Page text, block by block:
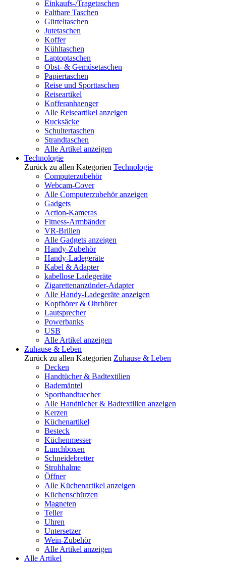
Einkaufs-/Tragetaschen
Faltbare Taschen
Gürteltaschen
Jutetaschen
Koffer
Kühltaschen
Laptoptaschen
Obst- & Gemüsetaschen
Papiertaschen
Reise und Sporttaschen
Reiseartikel
Kofferanhaenger
Alle Reiseartikel anzeigen
Rucksäcke
Schultertaschen
Strandtaschen
Alle Artikel anzeigen
Technologie
Zurück zu allen Kategorien Technologie
Computerzubehör
Webcam-Cover
Alle Computerzubehör anzeigen
Gadgets
Action-Kameras
Fitness-Armbänder
VR-Brillen
Alle Gadgets anzeigen
Handy-Zubehör
Handy-Ladegeräte
Kabel & Adapter
kabellose Ladegeräte
Zigarettenanzünder-Adapter
Alle Handy-Ladegeräte anzeigen
Kopfhörer & Ohrhörer
Lautsprecher
Powerbanks
USB
Alle Artikel anzeigen
Zuhause & Leben
Zurück zu allen Kategorien Zuhause & Leben
Decken
Handtücher & Badtextilien
Bademäntel
Sporthandtuecher
Alle Handtücher & Badtextilien anzeigen
Kerzen
Küchenartikel
Besteck
Küchenmesser
Lunchboxen
Schneidebretter
Strohhalme
Öffner
Alle Küchenartikel anzeigen
Küchenschürzen
Magneten
Teller
Uhren
Untersetzer
Wein-Zubehör
Alle Artikel anzeigen
Alle Artikel